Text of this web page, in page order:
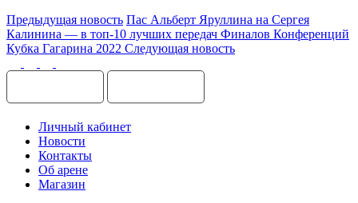
Предыдущая новость Пас Альберт Яруллина на Сергея
Калинина — в топ-10 лучших передач Финалов Конференций
Кубка Гагарина 2022 Следующая новость
Личный кабинет
Новости
Контакты
Об арене
Магазин